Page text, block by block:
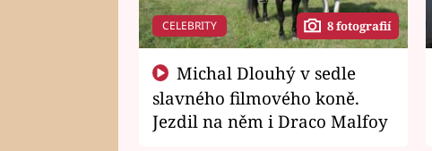
CELEBRITY 8 fotografií
slavného filmového koně.
Jezdil na něm i Draco Malfoy